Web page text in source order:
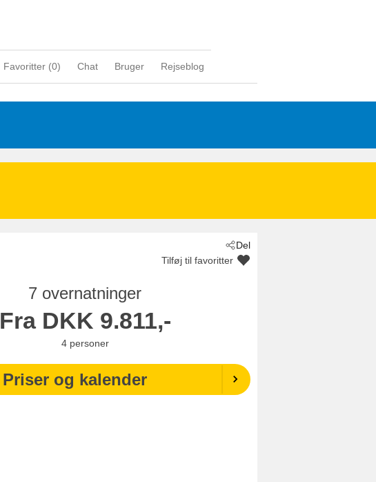
Favoritter (0) Chat Bruger Rejseblog
Del
Tilføj til favoritter
7 overnatninger
Fra DKK 9.811,-
4 personer
Priser og kalender